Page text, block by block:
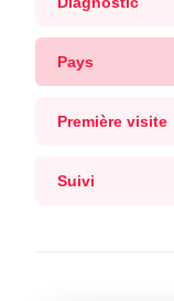
Pays
Première visite
Suivi